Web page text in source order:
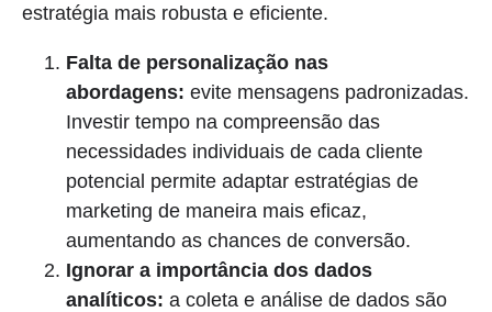
estratégia mais robusta e eficiente.
Falta de personalização nas
abordagens: evite mensagens padronizadas.
Investir tempo na compreensão das
necessidades individuais de cada cliente
potencial permite adaptar estratégias de
marketing de maneira mais eficaz,
aumentando as chances de conversão.
Ignorar a importância dos dados
analíticos: a coleta e análise de dados são